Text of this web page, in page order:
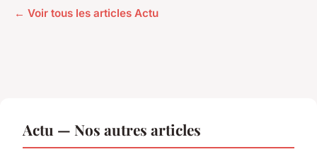
← Voir tous les articles Actu
Actu — Nos autres articles